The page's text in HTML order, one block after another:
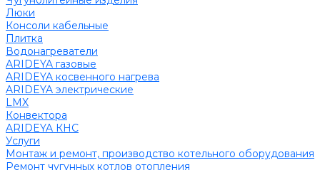
Люки
Консоли кабельные
Плитка
Водонагреватели
ARIDEYA газовые
ARIDEYA косвенного нагрева
ARIDEYA электрические
LMX
Конвектора
ARIDEYA КНС
Услуги
Монтаж и ремонт, производство котельного оборудования
Ремонт чугунных котлов отопления